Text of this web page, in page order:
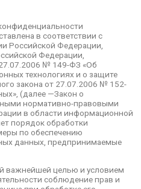
в соответствии с
Российской Федерации,
Федерации,
№ 149-ФЗ «Об
технологиях и о защите
закона от 27.07.2006 № 152-
(далее —Закон о
нормативно-правовыми
в области информационной
порядок обработки
по обеспечению
данных, предпринимаемые
важнейшей целью и условием
соблюдение прав и
кодекса
закона
информации,
и о защите
закона от
данных»,
данных), иными
Российской
порядок обработки
по обеспечению
данных,
важнейшей целью и
деятельности
человека и
его персональных
прав на